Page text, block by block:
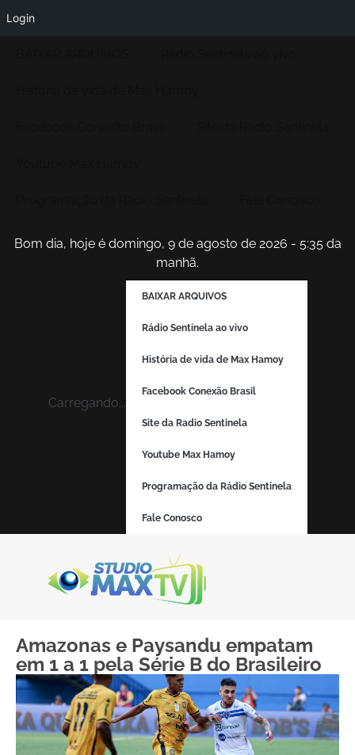
Bom dia, hoje é domingo, 9 de agosto de 2026 - 5:36 da
manhã.
Carregando...
BAIXAR ARQUIVOS
Rádio Sentinela ao vivo
História de vida de Max Hamoy
Facebook Conexão Brasil
Site da Radio Sentinela
Youtube Max Hamoy
Programação da Rádio Sentinela
Fale Conosco
Amazonas e Paysandu empatam
em 1 a 1 pela Série B do Brasileiro
Login